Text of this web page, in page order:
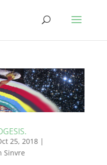
25, 2018|
Sinvre